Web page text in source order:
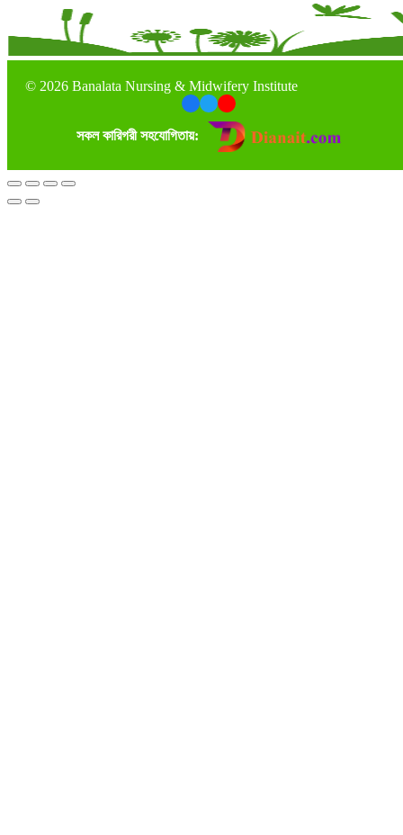
© 2026 Banalata Nursing & Midwifery Institute
সকল কারিগরী সহযোগিতায়: